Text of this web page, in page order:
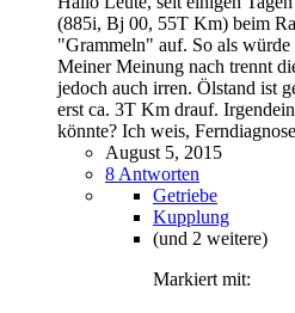
(885i, Bj 00, 55T Km) beim
"Grammeln" auf. So als
Meiner Meinung nach trennt
jedoch auch irren. Ölstand ist
erst ca. 3T Km drauf.
könnte? Ich weis,
August 5, 2015
8 Antworten
Getriebe
Kupplung
(und 2 weitere)
Markiert mit: